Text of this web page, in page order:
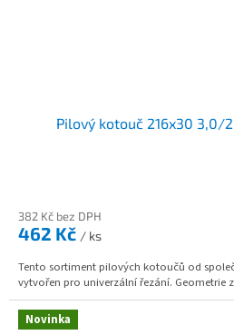
Pilový kotouč 216x30 3,0/
382 Kč bez DPH
462 Kč / ks
Tento sortiment pilových kotoučů od
vytvořen pro univerzální řezání. Geometrie
Novinka